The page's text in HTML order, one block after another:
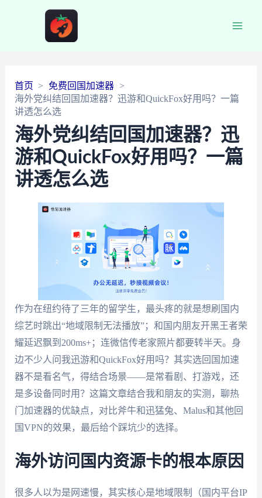
首页
免费回国加速器
海外党纠结回国加速器？迅游和QuickFox好用吗？一篇
讲透怎么选
海外党纠结回国加速器？迅
游和QuickFox好用吗？一篇
讲透怎么选
作为在纽约待了三年的留学生，最头疼的就是想刷国内
综艺时跳出“地域限制无法播放”；和国内朋友开黑王者荣
耀延迟飘到200ms+；连微信传老家照片都要转半天。身
边不少人问我迅游和QuickFox好用吗？其实选回国加速
器不是看名气，得结合场景——是常看剧、打游戏，还
是多设备同时用？这篇文章结合我和朋友的实测，聊热
门加速器的优缺点，对比斧牛和迅猛兔、Malus和其他回
国VPN的效果，最后给个踩坑少的选择。
海外访问国内资源卡的根本原因
很多人以为是网速慢，其实核心是地域限制（国内平台IP